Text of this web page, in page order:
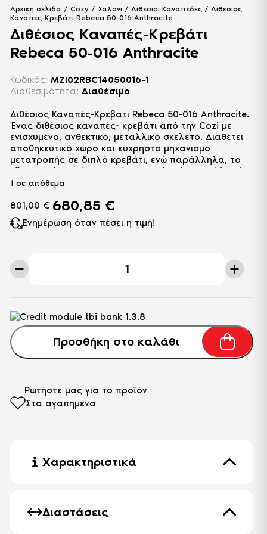
Αρχική σελίδα / Cozy/ Σαλόνι/ Διθέσιοι Καναπέδες / Διθέσιος
Καναπές-Κρεβάτι Rebeca 50-016 Anthracite
Διθέσιος Καναπές-Κρεβάτι
Rebeca 50-016 Anthracite
1 σε απόθεμα
Κωδικός: MZI02RBC14050016-1
Διαθεσιμότητα: Διαθέσιμο
Ενημέρωση όταν πέσει η τιμή!
Διθέσιος
Καναπές-
Κρεβάτι
016
Anthracite
ποσότηταΠροσθήκη στο καλάθι
Διθέσιος Καναπές-Κρεβάτι Rebeca 50-016 Anthracite.
Ένας διθέσιος καναπές- κρεβάτι από την Cozi με
ενισχυμένο, ανθεκτικό, μεταλλικό σκελετό. Διαθέτει
αποθηκευτικό χώρο και εύχρηστο μηχανισμό
μετατροπής σε διπλό κρεβάτι, ενώ παράλληλα, το
εξαιρετικής ποιότητας γέμισμα αφρού στο κάθισμά
του, προσφέρει μοναδική άνεση.
801,00€ 680,85 €
Χαρακτηριστικά
Καναπές με
Διαστάσεις
Ρωτήστε μας για το προϊόν
Στα αγαπημένα